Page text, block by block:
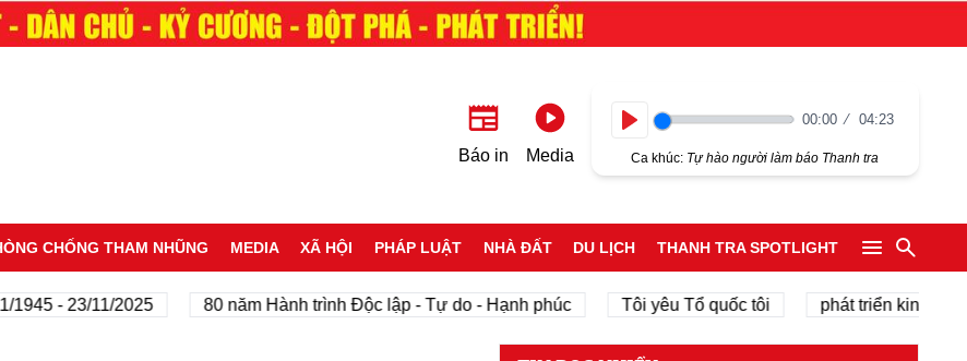
Báo in Media
00:00 04:23
Ca khúc: Tự hào người làm báo Thanh tra
CHỐNG THAM NHŨNG MEDIA XÃ HỘI PHÁP LUẬT NHÀ ĐẤT DU LỊCH THANH TRA SPOTLIGHT
- 23/11/2025 80 năm Hành trình Độc lập - Tự do - Hạnh phúc Tôi yêu Tổ quốc tôi phát triển kinh tế tư nhân